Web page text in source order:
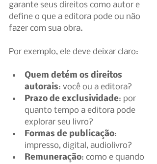
garante seus direitos como autor e
define o que a editora pode ou não
fazer com sua obra.
Por exemplo, ele deve deixar claro:
Quem detém os direitos
autorais: você ou a editora?
Prazo de exclusividade: por
quanto tempo a editora pode
explorar seu livro?
Formas de publicação:
impresso, digital, audiolivro?
Remuneração: como e quando